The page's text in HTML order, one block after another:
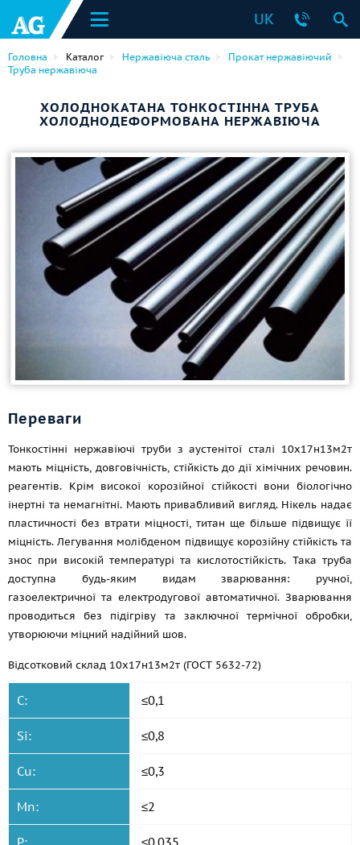
UK
Головна Каталог Нержавіюча сталь
Прокат нержавіючий
Труба нержавіюча
ХОЛОДНОКАТАНА ТОНКОСТІННА ТРУБА
ХОЛОДНОДЕФОРМОВАНА НЕРЖАВІЮЧА
Переваги
Тонкостінні нержавіючі труби з аустенітої сталі 10x17н13м2т
мають міцність, довговічність, стійкість до дії хімічних речовин.
реагентів. Крім високої корозійної стійкості вони біологічно
інертні та немагнітні. Мають привабливий вигляд. Нікель надає
пластичності без втрати міцності, титан ще більше підвищує її
міцність. Легування молібденом підвищує корозійну стійкість та
знос при високій температурі та кислотостійкість. Така труба
доступна будь-яким видам зварювання: ручної,
газоелектричної та електродугової автоматичної. Зварювання
проводиться без підігріву та заключної термічної обробки,
утворюючи міцний надійний шов.
Відсотковий склад 10x17н13м2т (ГОСТ 5632-72)
C: ≤0,1
Si: ≤0,8
Cu: ≤0,3
Mn: ≤2